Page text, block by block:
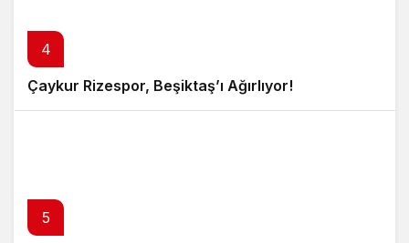
4
Çaykur Rizespor, Beşiktaş’ı Ağırlıyor!
5